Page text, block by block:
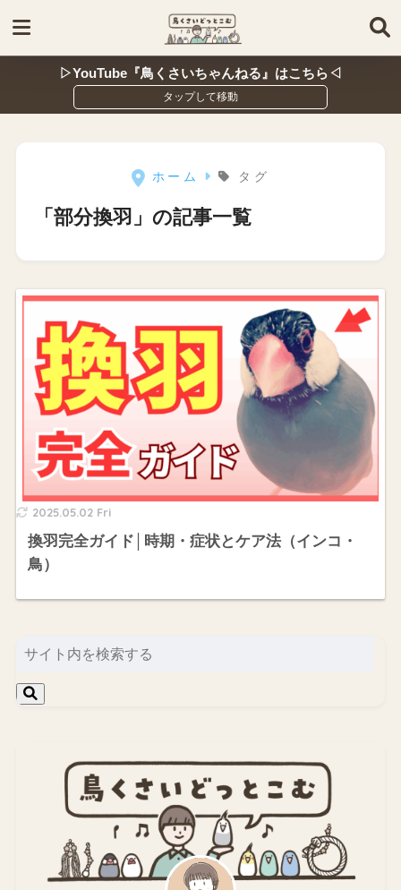
▷YouTube『鳥くさいちゃんねる』はこちら◁
ホーム タグ
「部分換羽」の記事一覧
2025.05.02 Fri
換羽完全ガイド│時期・症状とケア法（インコ・
鳥）